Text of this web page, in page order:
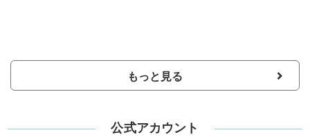
もっと見る
公式アカウント